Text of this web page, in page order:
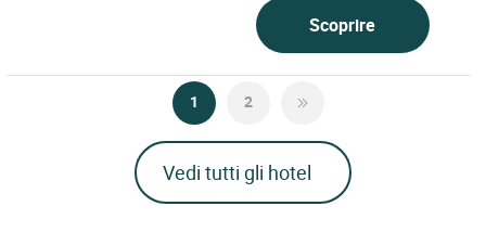
Scoprire
1 2
Vedi tutti gli hotel